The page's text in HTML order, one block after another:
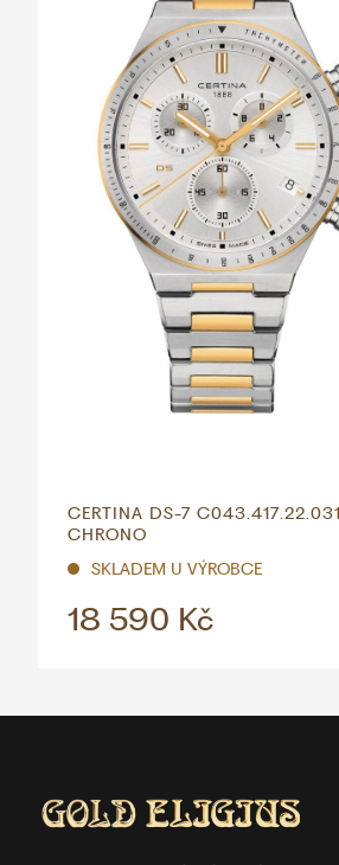
CERTINA DS-7
CHRONO
SKLADEM U VÝROBCE
18 590 Kč